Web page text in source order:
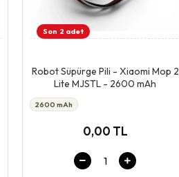
Son 2 adet
Robot Süpürge Pili - Xiaomi Mop 2
Lite MJSTL - 2600 mAh
2600 mAh
0,00 TL